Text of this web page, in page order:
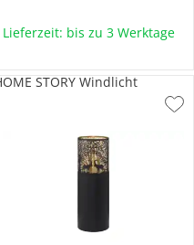
Lieferzeit: bis zu 3 Werktage
STORY Windlicht